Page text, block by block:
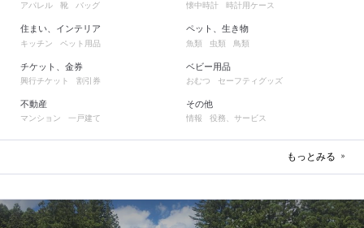
アパレル 靴 バッグ
住まい、インテリア
キッチン ペット用品
チケット、金券
興行チケット 割引券
不動産
マンション 一戸建て
懐中時計 時計用ケース
ペット、生き物
魚類 虫類 鳥類
ベビー用品
おむつ セーフティグッズ
その他
情報 役務、サービス
もっとみる